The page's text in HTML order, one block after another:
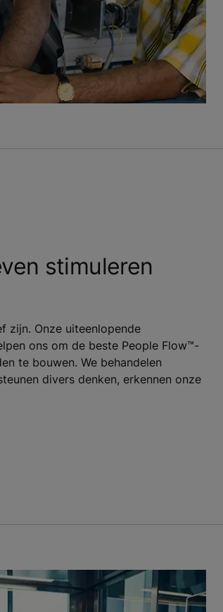
stimuleren
zijn. Onze uiteenlopende
ons om de beste People Flow™-
te bouwen. We behandelen
divers denken, erkennen onze